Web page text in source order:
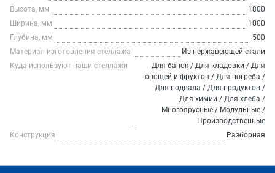
Высота, мм
1800
Ширина, мм
1000
Глубина, мм
500
Материал изготовления стеллажа
Из нержавеющей стали
Куда используют наши стеллажи
Для банок / Для кладовки / Для
овощей и фруктов / Для погреба /
Для подвала / Для продуктов /
Для химии / Для хлеба /
Многоярусные / Модульные /
Производственные
Конструкция
Разборная